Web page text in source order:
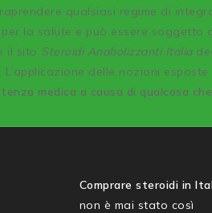
qualsiasi regime di
la salute e può essere
il sito Steroidi Anabolizzanti Italia
delle nozioni esposte
medica a causa di qualcosa
Comprare steroidi in
non è mai stato così